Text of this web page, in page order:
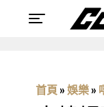
首頁 » 娛樂 »